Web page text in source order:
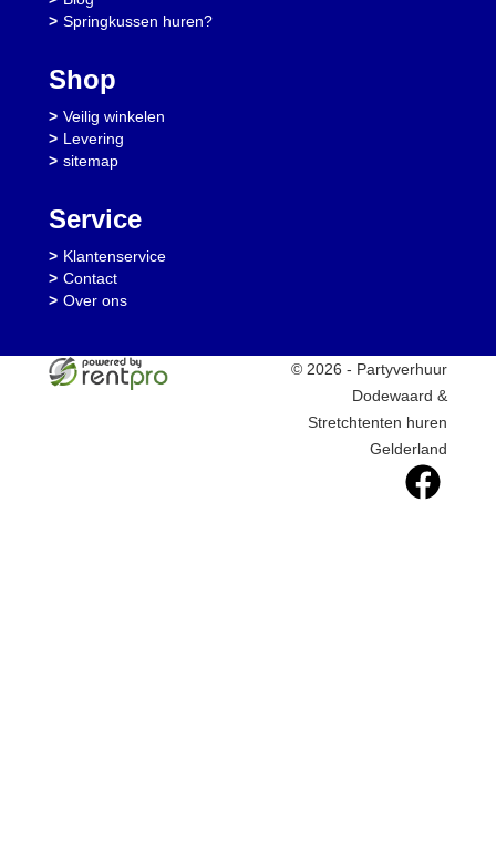
Springkussen huren?
Shop
Veilig winkelen
Levering
sitemap
Service
Klantenservice
Contact
Over ons
© 2026 - Partyverhuur
Dodewaard &
Stretchtenten huren
Gelderland
facebook